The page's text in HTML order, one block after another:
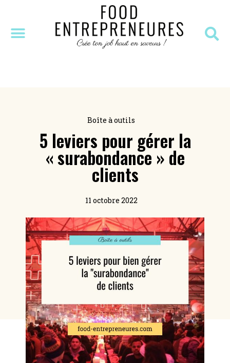
Boîte à outils
5 leviers pour gérer la
« surabondance » de
clients
11 octobre 2022